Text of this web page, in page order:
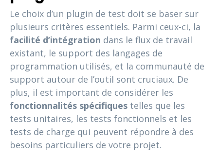
Le choix d’un plugin de test doit se baser sur
plusieurs critères essentiels. Parmi ceux-ci, la
facilité d’intégration dans le flux de travail
existant, le support des langages de
programmation utilisés, et la communauté de
support autour de l’outil sont cruciaux. De
plus, il est important de considérer les
fonctionnalités spécifiques telles que les
tests unitaires, les tests fonctionnels et les
tests de charge qui peuvent répondre à des
besoins particuliers de votre projet.